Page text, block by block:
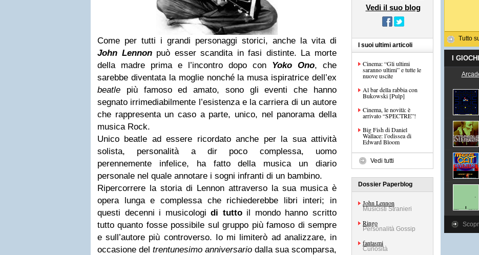
Come per tutti i grandi personaggi storici, anche la vita di
John Lennonpuò esser scandita in fasi distinte. La morte
della madre prima e l’incontro dopo con Yoko Ono, che
sarebbe diventata la moglie nonché la musa ispiratrice dell’ex
beatle più famoso ed amato, sono gli eventi che hanno
segnato irrimediabilmente l’esistenza e la carriera di un autore
che rappresenta un caso a parte, unico, nel panorama della
musica Rock.
Unico beatle ad essere ricordato anche per la sua attività
solista, personalità a dir poco complessa, uomo
perennemente infelice, ha fatto della musica un diario
personale nel quale annotare i sogni infranti di un bambino.
Ripercorrere la storia di Lennon attraverso la sua musica è
opera lunga e complessa che richiederebbe libri interi; in
questi decenni i musicologidi tuttoil mondo hanno scritto
tutto quanto fosse possibile sul gruppo più famoso di sempre
e sull’autore più controverso. Io mi limiterò ad analizzare, in
occasione del trentunesimo anniversario dalla sua scomparsa,
Vedi il suo blog
I suoi ultimi articoli
Cinema: “Gli ultimi
saranno ultimi” e tutte le
nuove uscite
Al bar della rabbia con
Bukowski [Pulp]
Cinema, le novità: è
arrivato “SPECTRE”!
Big Fish di Daniel
Wallace: l’odissea di
Edward Bloom
Vedi tutti
Dossier Paperblog
John Lennon
Musicisti Stranieri
Ringo
Personalità Gossip
fantasmi
Curiosità
Tutto
I